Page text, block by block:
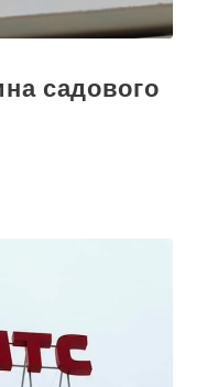
садового